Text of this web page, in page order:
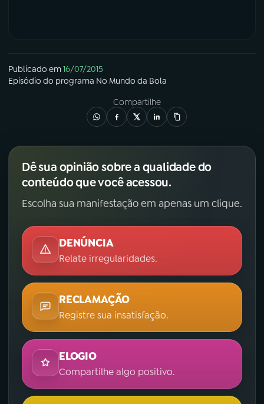
Publicado em16/07/2015
Episódio do programa No Mundo da Bola
Compartilhe
Dê sua opinião sobre a qualidade do
conteúdo que você acessou.
Escolha sua manifestação em apenas um clique.
DENÚNCIA
Relate irregularidades.
RECLAMAÇÃO
Registre sua insatisfação.
ELOGIO
Compartilhe algo positivo.